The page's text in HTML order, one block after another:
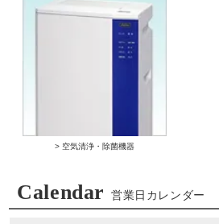
> 空気清浄・除菌機器
Calendar 営業日カレンダー